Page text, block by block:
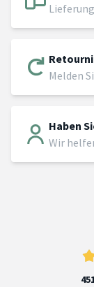
Melden
Haben
Wir